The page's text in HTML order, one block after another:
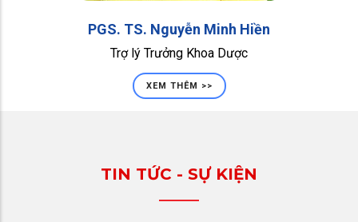
PGS. TS. Nguyễn Minh Hiền
Trợ lý Trưởng Khoa Dược
XEM THÊM >>
TIN TỨC - SỰ KIỆN